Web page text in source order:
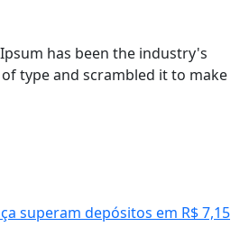
has been the industry's
type and scrambled it to make